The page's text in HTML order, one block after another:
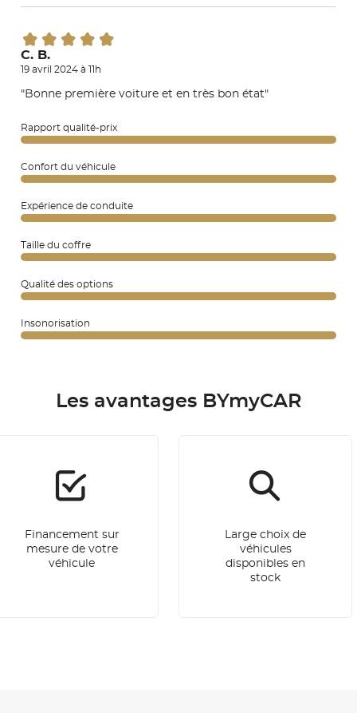
C. B.
19 avril 2024 à 11h
"Bonne première voiture et en très bon état"
Rapport qualité-prix
Confort du véhicule
Expérience de conduite
Taille du coffre
Qualité des options
Insonorisation
Les avantages BYmyCAR
Financement sur
mesure de votre
véhicule
Large choix de
véhicules
disponibles en
stock